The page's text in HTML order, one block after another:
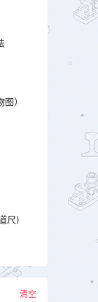
）
尺)
清空